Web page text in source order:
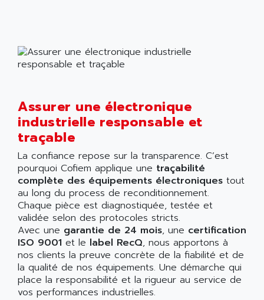
Assurer une électronique
industrielle responsable et
traçable
La confiance repose sur la transparence. C’est
pourquoi Cofiem applique une traçabilité
complète des équipements électroniques tout
au long du process de reconditionnement.
Chaque pièce est diagnostiquée, testée et
validée selon des protocoles stricts.
Avec une garantie de 24 mois, une certification
ISO 9001 et le label RecQ, nous apportons à
nos clients la preuve concrète de la fiabilité et de
la qualité de nos équipements. Une démarche qui
place la responsabilité et la rigueur au service de
vos performances industrielles.